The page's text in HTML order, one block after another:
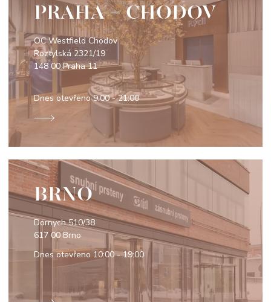
PRAHA - CHODOV
OC Westfield Chodov
Roztylská 2321/19
148 00 Praha 11
Dnes otevřeno9:00 - 21:00
BRNO
Dornych 510/38
617 00 Brno
Dnes otevřeno 10:00 - 19:00